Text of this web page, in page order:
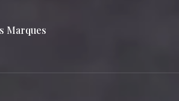
Marques